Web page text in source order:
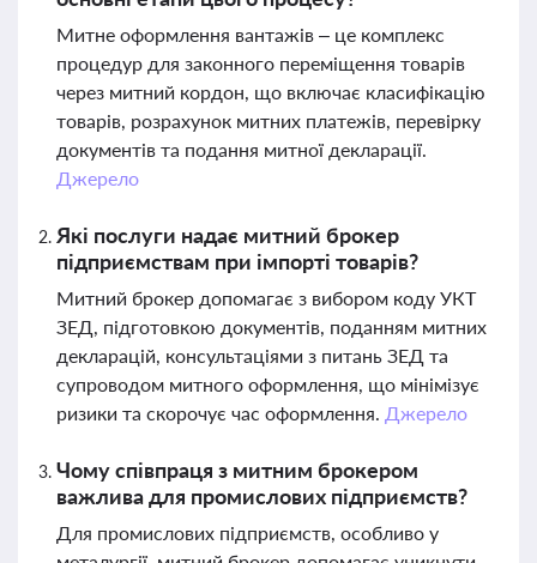
Митне оформлення вантажів – це комплекс
процедур для законного переміщення товарів
через митний кордон, що включає класифікацію
товарів, розрахунок митних платежів, перевірку
документів та подання митної декларації.
Джерело
Які послуги надає митний брокер
підприємствам при імпорті товарів?
Митний брокер допомагає з вибором коду УКТ
ЗЕД, підготовкою документів, поданням митних
декларацій, консультаціями з питань ЗЕД та
супроводом митного оформлення, що мінімізує
ризики та скорочує час оформлення. Джерело
Чому співпраця з митним брокером
важлива для промислових підприємств?
Для промислових підприємств, особливо у